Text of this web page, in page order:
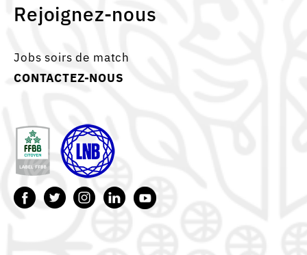
Rejoignez-nous
Jobs soirs de match
CONTACTEZ-NOUS